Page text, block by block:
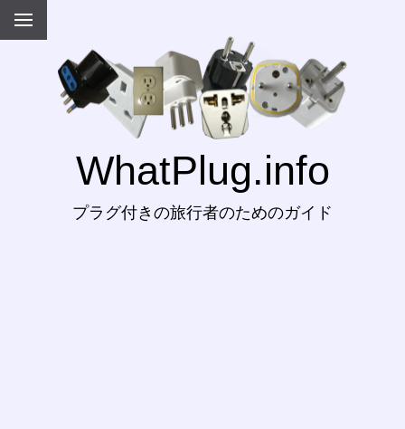
WhatPlug.info
プラグ付きの旅行者のためのガイド